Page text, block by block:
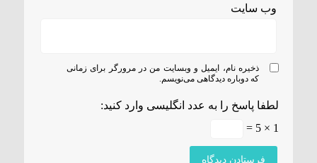
وب‌ سایت
ذخیره نام، ایمیل و وبسایت من در مرورگر برای زمانی
که دوباره دیدگاهی می‌نویسم.
لطفا پاسخ را به عدد انگلیسی وارد کنید:
1 × 5 =